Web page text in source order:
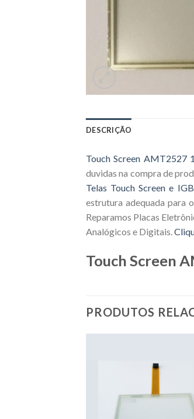
DESCRIÇÃO
Touch Screen AMT2527
duvidas na compra de
Telas Touch Screen e
estrutura adequada para
Reparamos Placas
Analógicos e Digitais.
Touch Screen
PRODUTOS